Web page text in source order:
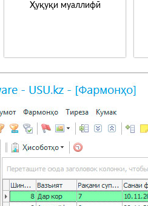
Ҳуқуқи муаллифӣ